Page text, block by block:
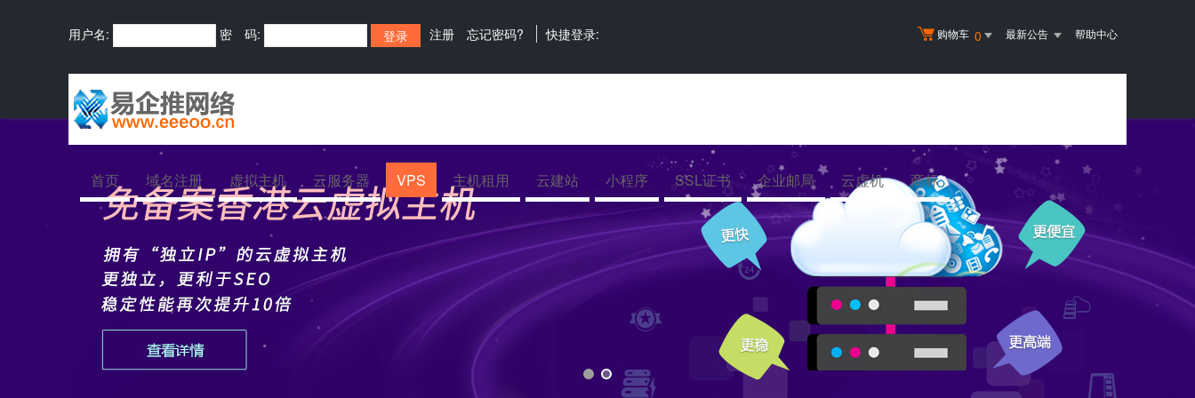
购物车 0 最新公告 帮助中心
用户名: 密 码: 注册 忘记密码? 快捷登录:
首页 域名注册 虚拟主机 云服务器 VPS 主机租用 云建站 小程序 SSL证书 企业邮局 云虚机 商标